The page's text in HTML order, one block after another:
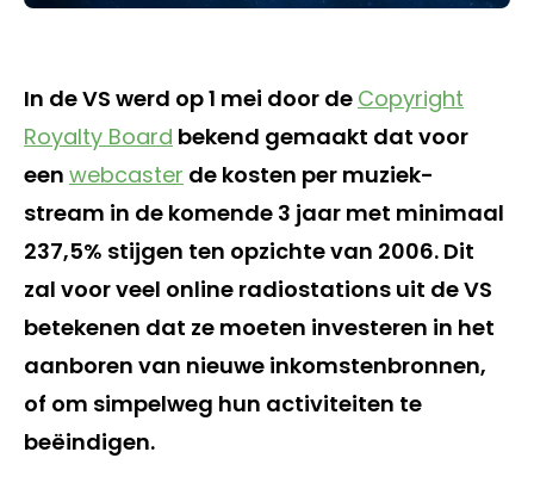
In de VS werd op 1 mei door de Copyright
Royalty Board bekend gemaakt dat voor
een webcaster de kosten per muziek-
stream in de komende 3 jaar met minimaal
237,5% stijgen ten opzichte van 2006. Dit
zal voor veel online radiostations uit de VS
betekenen dat ze moeten investeren in het
aanboren van nieuwe inkomstenbronnen,
of om simpelweg hun activiteiten te
beëindigen.